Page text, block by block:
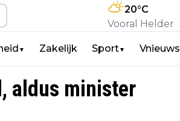
20°C
Vooral Helder
▼ Zakelijk Sport▼ Vnieuws
aldus minister